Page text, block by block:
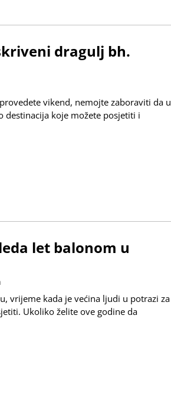
dragulj bh.
vikend, nemojte zaboraviti da u
destinacija koje možete posjetiti i
let balonom u
vrijeme kada je većina ljudi u potrazi za
Ukoliko želite ove godine da